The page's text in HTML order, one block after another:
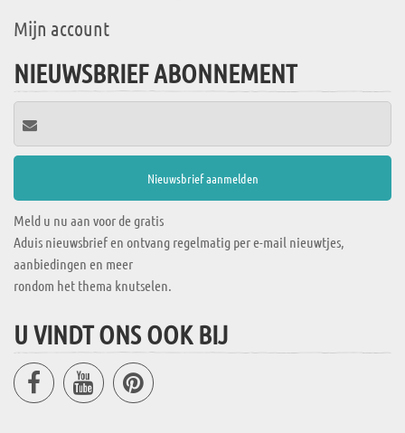
Mijn account
NIEUWSBRIEF ABONNEMENT
Meld u nu aan voor de gratis
Aduis nieuwsbrief en ontvang regelmatig per e-mail nieuwtjes,
aanbiedingen en meer
rondom het thema knutselen.
U VINDT ONS OOK BIJ